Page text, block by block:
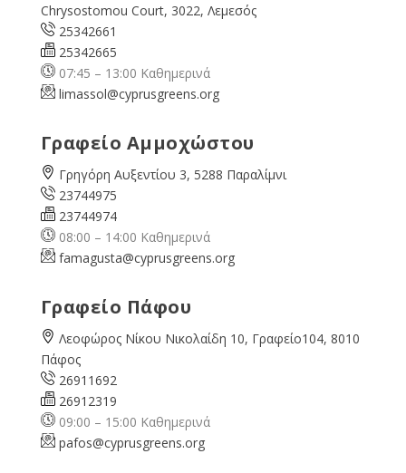
Chrysostomou Court, 3022, Λεμεσός
25342661
25342665
07:45 – 13:00 Καθημερινά
limassol@cyprusgreens.org
Γραφείο Αμμοχώστου
Γρηγόρη Αυξεντίου 3, 5288 Παραλίμνι
23744975
23744974
08:00 – 14:00 Καθημερινά
famagusta@cyprusgreens.org
Γραφείο Πάφου
Λεοφώρος Νίκου Νικολαίδη 10, Γραφείο104, 8010
Πάφος
26911692
26912319
09:00 – 15:00 Καθημερινά
pafos@cyprusgreens.org